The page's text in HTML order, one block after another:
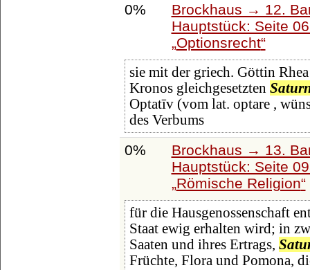
0%
Brockhaus → 12.
Hauptstück: Seite
Optionsrecht
sie mit der griech. Göttin
Kronos gleichgesetzten
Optatīv (vom lat. optare ,
des Verbums
0%
Brockhaus → 13.
Hauptstück: Seite
Römische Religion
für die Hausgenossenschaft
Staat ewig erhalten wird; in
Saaten und ihres Ertrags,
Früchte, Flora und Pomona,